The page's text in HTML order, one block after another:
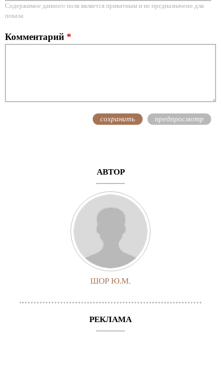
Содержимое данного поля является приватным и не предназначено для
показа.
Комментарий *
АВТОР
ШОР Ю.М.
РЕКЛАМА